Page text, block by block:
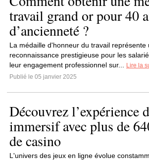
travail grand or pour 40
d’ancienneté ?
La médaille d'honneur du travail représente
reconnaissance prestigieuse pour les
leur engagement professionnel sur...
Lire la
Publié le 05 janvier 2025
Découvrez l’expérience
immersif avec plus de
de casino
L'univers des jeux en ligne évolue